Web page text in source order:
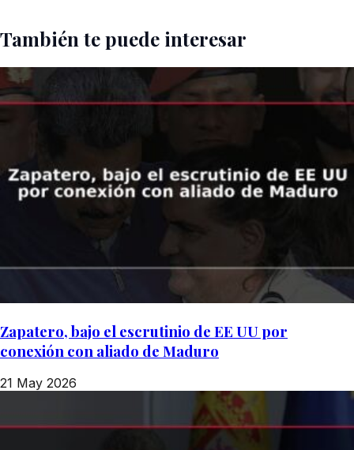
También te puede interesar
Zapatero, bajo el escrutinio de EE UU por
conexión con aliado de Maduro
21 May 2026